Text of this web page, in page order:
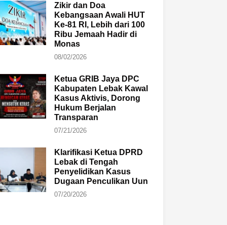
Zikir dan Doa
Kebangsaan Awali HUT
Ke-81 RI, Lebih dari 100
Ribu Jemaah Hadir di
Monas
08/02/2026
Ketua GRIB Jaya DPC
Kabupaten Lebak Kawal
Kasus Aktivis, Dorong
Hukum Berjalan
Transparan
07/21/2026
Klarifikasi Ketua DPRD
Lebak di Tengah
Penyelidikan Kasus
Dugaan Penculikan Uun
07/20/2026